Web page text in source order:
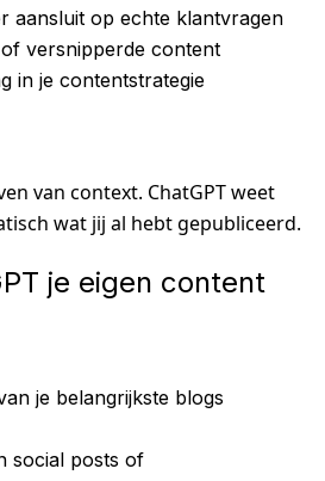
aansluit op echte klantvragen
versnipperde content
in je contentstrategie
van context. ChatGPT weet
wat jij al hebt gepubliceerd.
je eigen content
je belangrijkste blogs
social posts of